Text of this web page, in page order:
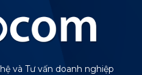
và Tư vấn doanh nghiệp